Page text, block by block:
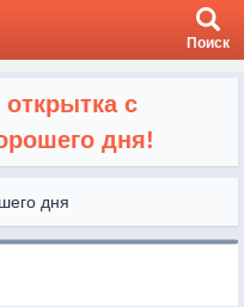
Поиск
с
дня!
дня